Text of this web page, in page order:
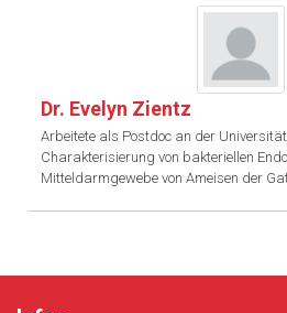
Dr. Evelyn Zientz
Arbeitete als Postdoc an der
Charakterisierung von bakteriellen
Mitteldarmgewebe von Ameisen der